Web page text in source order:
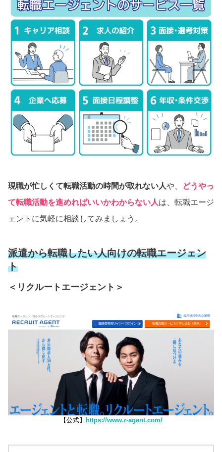
現職が忙しくて転職活動の時間が取れない人や、
どうやっ
て転職活動を進めればいいかわからない人は、転職エージ
ェントに気軽に相談してみましょう。
派遣から転職したい人向けの転職エージェン
ト
＜リクルートエージェント＞
【公式】 https://www.r-agent.com/